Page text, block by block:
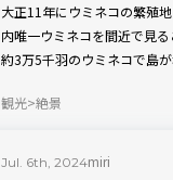
大正11年にウミネコの繁殖
内唯一ウミネコを間近で見
約3万5千羽のウミネコで島
斉に島を飛び立つ景色を見
観光 絶景
Jul. 6th, 2024miri